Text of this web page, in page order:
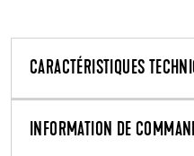
CARACTÉRISTIQUES
INFORMATION DE